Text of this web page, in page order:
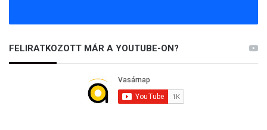
FELIRATKOZOTT MÁR A YOUTUBE-ON?